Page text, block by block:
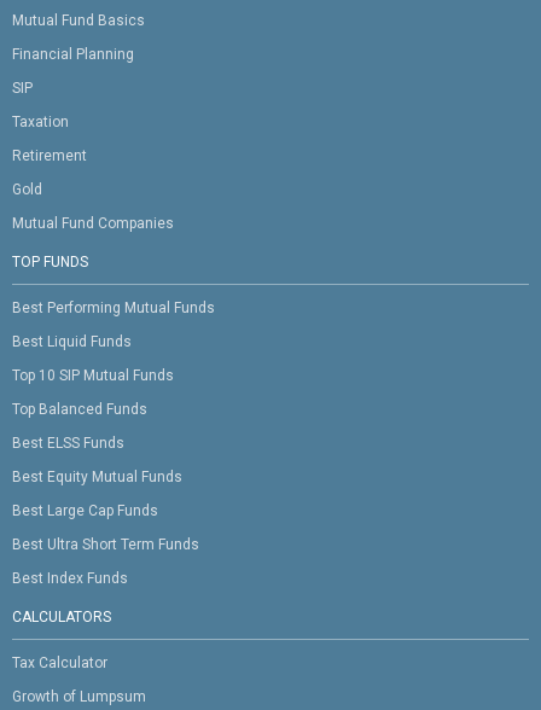
Mutual Fund Basics
Financial Planning
SIP
Taxation
Retirement
Gold
Mutual Fund Companies
TOP FUNDS
Best Performing Mutual Funds
Best Liquid Funds
Top 10 SIP Mutual Funds
Top Balanced Funds
Best ELSS Funds
Best Equity Mutual Funds
Best Large Cap Funds
Best Ultra Short Term Funds
Best Index Funds
CALCULATORS
Tax Calculator
Growth of Lumpsum